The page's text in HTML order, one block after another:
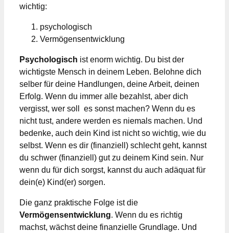
wichtig:
psychologisch
Vermögensentwicklung
Psychologisch ist enorm wichtig. Du bist der
wichtigste Mensch in deinem Leben. Belohne dich
selber für deine Handlungen, deine Arbeit, deinen
Erfolg. Wenn du immer alle bezahlst, aber dich
vergisst, wer soll es sonst machen? Wenn du es
nicht tust, andere werden es niemals machen. Und
bedenke, auch dein Kind ist nicht so wichtig, wie du
selbst. Wenn es dir (finanziell) schlecht geht, kannst
du schwer (finanziell) gut zu deinem Kind sein. Nur
wenn du für dich sorgst, kannst du auch adäquat für
dein(e) Kind(er) sorgen.
Die ganz praktische Folge ist die
Vermögensentwicklung. Wenn du es richtig
machst, wächst deine finanzielle Grundlage. Und